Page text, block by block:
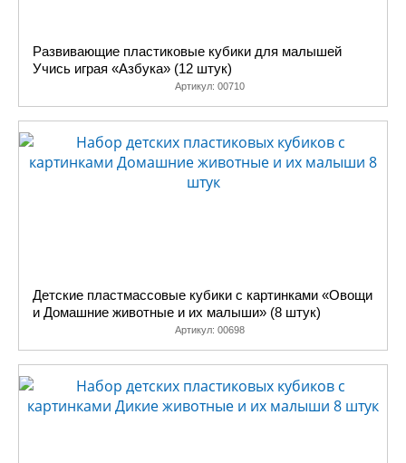
Развивающие пластиковые кубики для малышей
Учись играя «Азбука» (12 штук)
Артикул: 00710
Детские пластмассовые кубики с картинками «Овощи
и Домашние животные и их малыши» (8 штук)
Артикул: 00698